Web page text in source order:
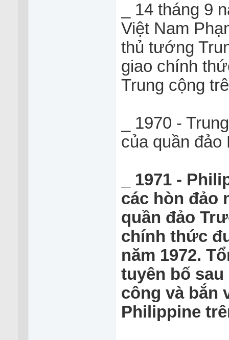
_ 14 tháng 9
Việt Nam
thủ tướng
giao chính
Trung cộng
_ 1970 -
của quần đảo
_ 1971 -
các hòn đảo
quần đảo
chính thức
năm 1972.
tuyên bố
công và bắn
Philippine